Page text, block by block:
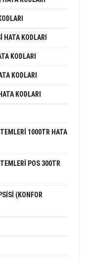
HATA KODLARI
KODLARI
KODLARI
KODLARI
1000TR HATA
POS 300TR
(KONFOR